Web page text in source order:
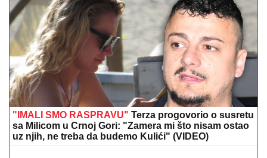
"IMALI SMO RASPRAVU" Terza progovorio o susretu
sa Milicom u Crnoj Gori: "Zamera mi što nisam ostao
uz njih, ne treba da budemo Kulići" (VIDEO)